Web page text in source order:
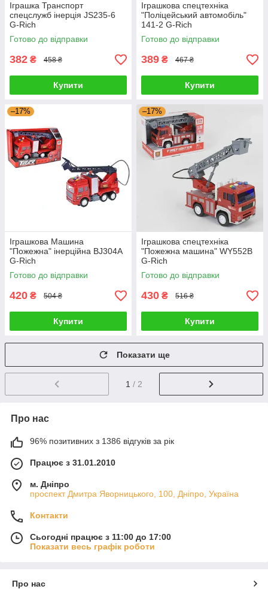
Іграшка Транспорт
спецслужб інерція JS235-6
G-Rich
Готово до відправки
382 ₴ 458 ₴
Купити
Іграшкова спецтехніка
"Поліцейський автомобіль"
141-2 G-Rich
Готово до відправки
389 ₴ 467 ₴
Купити
–17%
Іграшкова Машина
"Пожежна" інерційна BJ304A
G-Rich
Готово до відправки
420 ₴ 504 ₴
Купити
–17%
Іграшкова спецтехніка
"Пожежна машина" WY552B
G-Rich
Готово до відправки
430 ₴ 516 ₴
Купити
Показати ще
1 / 2
Про нас
96% позитивних з 1386 відгуків за рік
Працює з 31.01.2010
м. Дніпро
проспект Дмитра Яворницького, 100, Дніпро, Україна
Контакти
Сьогодні працює з 11:00 до 17:00
Показати весь графік роботи
Про нас